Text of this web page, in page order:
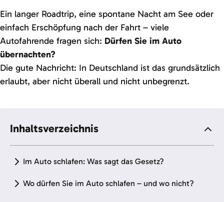
Ein langer Roadtrip, eine spontane Nacht am See oder
einfach Erschöpfung nach der Fahrt – viele
Autofahrende fragen sich: Dürfen Sie im Auto
übernachten?
Die gute Nachricht: In Deutschland ist das grundsätzlich
erlaubt, aber nicht überall und nicht unbegrenzt.
Inhaltsverzeichnis
Im Auto schlafen: Was sagt das Gesetz?
Wo dürfen Sie im Auto schlafen – und wo nicht?